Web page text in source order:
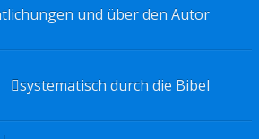
und über den Autor
systematisch durch die Bibel